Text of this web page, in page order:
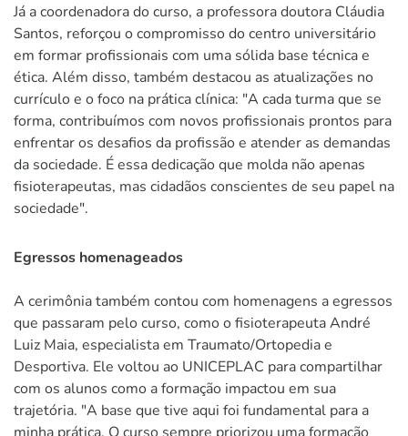
Já a coordenadora do curso, a professora doutora Cláudia
Santos, reforçou o compromisso do centro universitário
em formar profissionais com uma sólida base técnica e
ética. Além disso, também destacou as atualizações no
currículo e o foco na prática clínica: "A cada turma que se
forma, contribuímos com novos profissionais prontos para
enfrentar os desafios da profissão e atender as demandas
da sociedade. É essa dedicação que molda não apenas
fisioterapeutas, mas cidadãos conscientes de seu papel na
sociedade".
Egressos homenageados
A cerimônia também contou com homenagens a egressos
que passaram pelo curso, como o fisioterapeuta André
Luiz Maia, especialista em Traumato/Ortopedia e
Desportiva. Ele voltou ao UNICEPLAC para compartilhar
com os alunos como a formação impactou em sua
trajetória. "A base que tive aqui foi fundamental para a